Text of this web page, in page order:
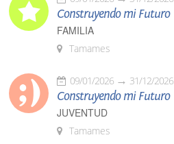
Construyendo mi Futuro
FAMILIA
Tamames
09/01/2026 31/12/2026
Construyendo mi Futuro
JUVENTUD
Tamames